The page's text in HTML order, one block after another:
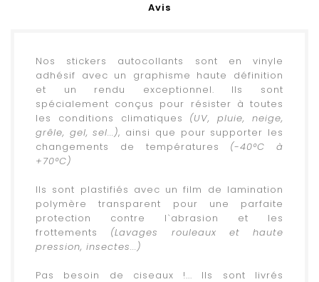
Avis
Nos stickers autocollants sont en vinyle
adhésif avec un graphisme haute définition
et un rendu exceptionnel. Ils sont
spécialement conçus pour résister à toutes
les conditions climatiques (UV, pluie, neige,
grêle, gel, sel...), ainsi que pour supporter les
changements de températures (-40°C à
+70°C)
Ils sont plastifiés avec un film de lamination
polymère transparent pour une parfaite
protection contre l`abrasion et les
frottements (Lavages rouleaux et haute
pression, insectes...)
Pas besoin de ciseaux !... Ils sont livrés